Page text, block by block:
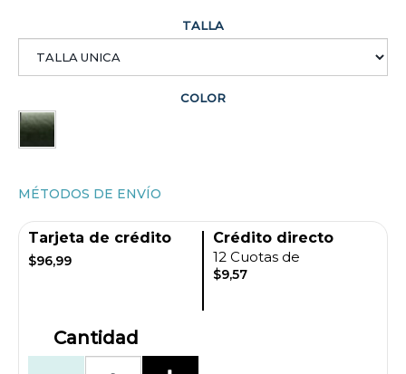
TALLA
COLOR
MÉTODOS DE ENVÍO
Tarjeta de crédito
$96,99
Crédito directo
12 Cuotas de
$9,57
Cantidad